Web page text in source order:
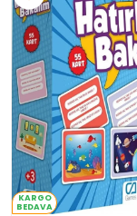
KARGO
BEDAVA